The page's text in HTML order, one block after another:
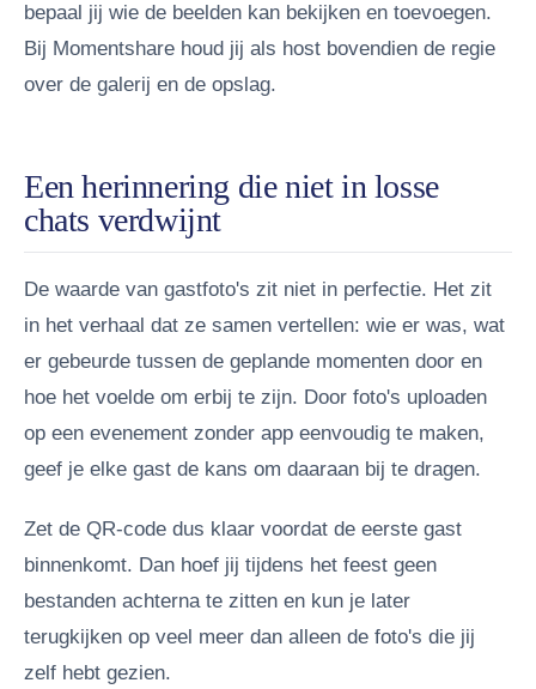
bepaal jij wie de beelden kan bekijken en toevoegen.
Bij Momentshare houd jij als host bovendien de regie
over de galerij en de opslag.
Een herinnering die niet in losse
chats verdwijnt
De waarde van gastfoto's zit niet in perfectie. Het zit
in het verhaal dat ze samen vertellen: wie er was, wat
er gebeurde tussen de geplande momenten door en
hoe het voelde om erbij te zijn. Door foto's uploaden
op een evenement zonder app eenvoudig te maken,
geef je elke gast de kans om daaraan bij te dragen.
Zet de QR-code dus klaar voordat de eerste gast
binnenkomt. Dan hoef jij tijdens het feest geen
bestanden achterna te zitten en kun je later
terugkijken op veel meer dan alleen de foto's die jij
zelf hebt gezien.